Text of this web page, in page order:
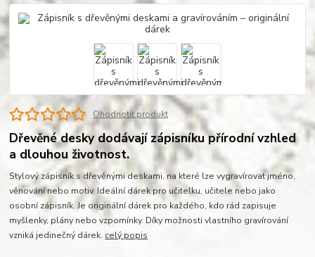
Ohodnotit produkt
Dřevěné desky dodávají zápisníku přírodní vzhled
a dlouhou životnost.
Stylový zápisník s dřevěnými deskami, na které lze vygravírovat jméno,
věnování nebo motiv. Ideální dárek pro učitelku, učitele nebo jako
osobní zápisník. Je originální dárek pro každého, kdo rád zapisuje
myšlenky, plány nebo vzpomínky. Díky možnosti vlastního gravírování
vzniká jedinečný dárek. celý popis